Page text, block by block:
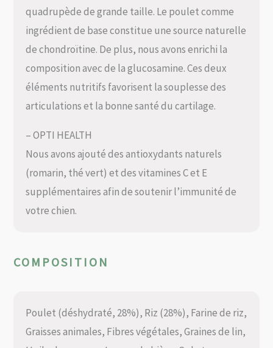
quadrupède de grande taille. Le poulet comme
ingrédient de base constitue une source naturelle
de chondroïtine. De plus, nous avons enrichi la
composition avec de la glucosamine. Ces deux
éléments nutritifs favorisent la souplesse des
articulations et la bonne santé du cartilage.
– OPTI HEALTH
Nous avons ajouté des antioxydants naturels
(romarin, thé vert) et des vitamines C et E
supplémentaires afin de soutenir l’immunité de
votre chien.
COMPOSITION
Poulet (déshydraté, 28%), Riz (28%), Farine de riz,
Graisses animales, Fibres végétales, Graines de lin,